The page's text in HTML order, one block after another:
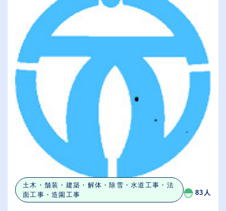
土木・舗装・建築・解体・除雪・水道工事・法
面工事・造園工事
83人